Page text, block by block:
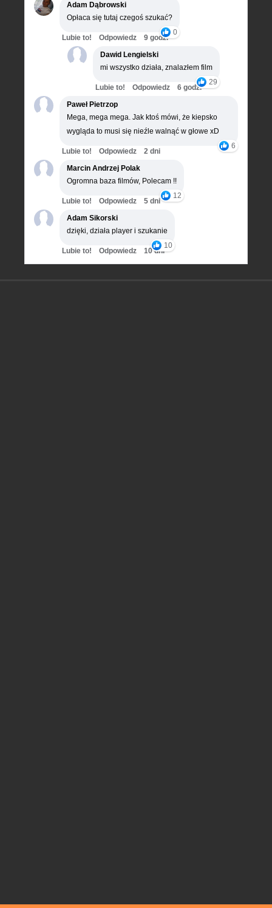
Adam Dąbrowski
Opłaca się tutaj czegoś szukać?
0
Lubie to! Odpowiedz
9 godz.
Dawid Lengielski
mi wszystko działa, znalazłem film
29
Lubie to! Odpowiedz
6 godz.
Paweł Pietrzop
Mega, mega mega. Jak ktoś mówi, że kiepsko
wygląda to musi się nieźle walnąć w głowe xD
6
Lubie to! Odpowiedz
2 dni
Marcin Andrzej Polak
Ogromna baza filmów, Polecam !!
12
Lubie to! Odpowiedz
5 dni
Adam Sikorski
dzięki, działa player i szukanie
10
Lubie to! Odpowiedz 10 dni